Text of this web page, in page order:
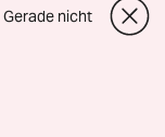
Gerade nicht